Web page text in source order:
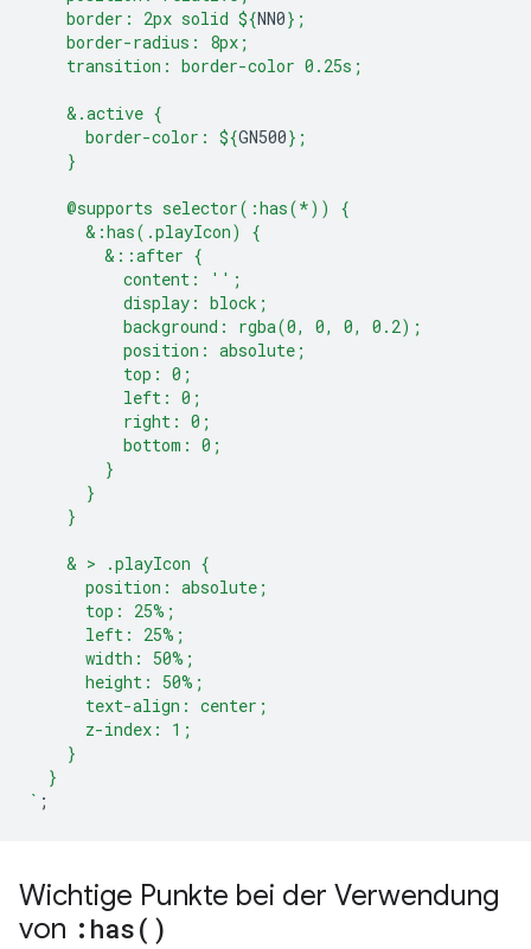
    border: 2px solid
${NN0} ;
    border-radius: 8px;
    transition: border-color 0.25s;
    &.active {
      border-color:
${GN500} ;
    }
    @supports selector(:has(*)) {
      &:has(.playIcon) {
        &::after {
          content: '';
          display: block;
          background: rgba(0, 0, 0, 0.2);
          position: absolute;
          top: 0;
          left: 0;
          right: 0;
          bottom: 0;
        }
      }
    }
    & > .playIcon {
      position: absolute;
      top: 25%;
      left: 25%;
      width: 50%;
      height: 50%;
      text-align: center;
      z-index: 1;
    }
  }
` ;
Wichtige Punkte bei der Verwendung
von : has( )